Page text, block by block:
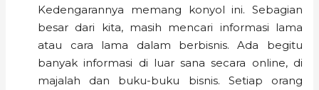
Kedengarannya memang konyol ini. Sebagian
besar dari kita, masih mencari informasi lama
atau cara lama dalam berbisnis. Ada begitu
banyak informasi di luar sana secara online, di
majalah dan buku-buku bisnis. Setiap orang